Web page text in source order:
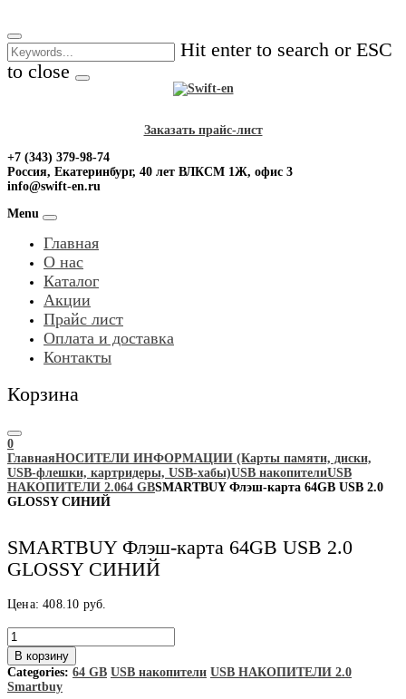
to
content
Hit enter to search or ESC
to close
Заказать прайс-лист
+7 (343) 379-98-74
Россия, Екатеринбург, 40 лет ВЛКСМ 1Ж, офис 3
info@swift-en.ru
Menu
Главная
О нас
Каталог
Акции
Прайс лист
Оплата и доставка
Контакты
Корзина
0
ГлавнаяНОСИТЕЛИ ИНФОРМАЦИИ (Карты памяти, диски,
USB-флешки, картридеры, USB-хабы)USB накопителиUSB
НАКОПИТЕЛИ 2.064 GBSMARTBUY Флэш-карта 64GB USB 2.0
GLOSSY СИНИЙ
SMARTBUY Флэш-карта 64GB USB 2.0
GLOSSY СИНИЙ
Цена:408.10 руб.
Количество
товара
SMARTBUY
Флэш-
карта
В корзину
Categories: 64 GB USB накопители USB НАКОПИТЕЛИ 2.0
Smartbuy